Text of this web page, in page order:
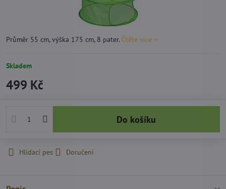
Průměr 55 cm, výška 175 cm, 8 pater. Čtěte více
Skladem
499 Kč
Do košíku
Hlídací pes Doručení